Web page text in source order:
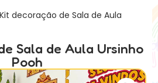
decoração de Sala de Aula
Sala de Aula Ursinho
Pooh